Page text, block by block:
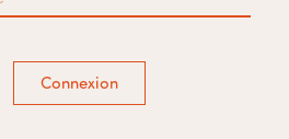
Connexion